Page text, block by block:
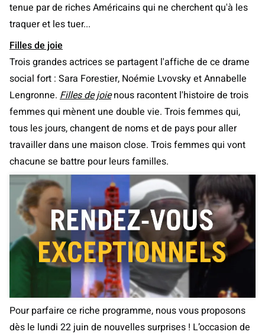
tenue par de riches Américains qui ne cherchent qu'à les
traquer et les tuer...
Filles de joie
Trois grandes actrices se partagent l'affiche de ce drame
social fort : Sara Forestier, Noémie Lvovsky et Annabelle
Lengronne. Filles de joienous racontent l'histoire de trois
femmes qui mènent une double vie. Trois femmes qui,
tous les jours, changent de noms et de pays pour aller
travailler dans une maison close. Trois femmes qui vont
chacune se battre pour leurs familles.
Pour parfaire ce riche programme, nous vous proposons
dès le lundi 22 juin de nouvelles surprises ! L’occasion de